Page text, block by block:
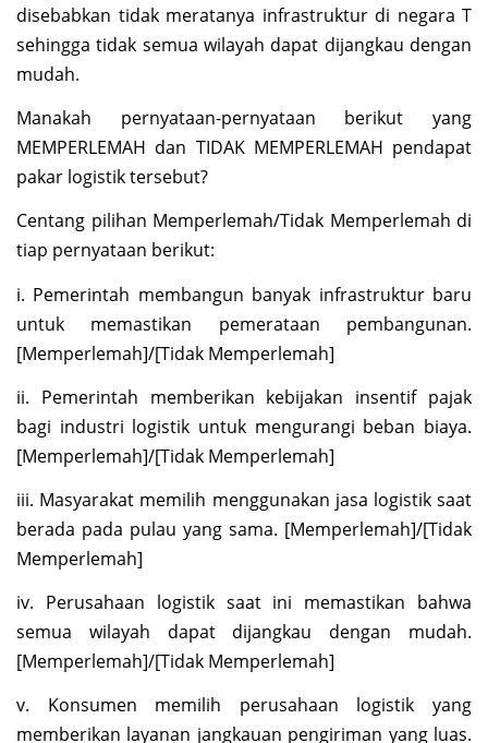
disebabkan tidak meratanya infrastruktur di negara T
sehingga tidak semua wilayah dapat dijangkau dengan
mudah.
Manakah pernyataan-pernyataan berikut yang
MEMPERLEMAH dan TIDAK MEMPERLEMAH pendapat
pakar logistik tersebut?
Centang pilihan Memperlemah/Tidak Memperlemah di
tiap pernyataan berikut:
i. Pemerintah membangun banyak infrastruktur baru
untuk memastikan pemerataan pembangunan.
[Memperlemah]/[Tidak Memperlemah]
ii. Pemerintah memberikan kebijakan insentif pajak
bagi industri logistik untuk mengurangi beban biaya.
[Memperlemah]/[Tidak Memperlemah]
iii. Masyarakat memilih menggunakan jasa logistik saat
berada pada pulau yang sama. [Memperlemah]/[Tidak
Memperlemah]
iv. Perusahaan logistik saat ini memastikan bahwa
semua wilayah dapat dijangkau dengan mudah.
[Memperlemah]/[Tidak Memperlemah]
v. Konsumen memilih perusahaan logistik yang
memberikan layanan jangkauan pengiriman yang luas.